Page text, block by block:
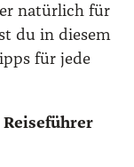
natür­lich für
du in die­sem
für jede